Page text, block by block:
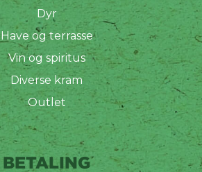
Dyr
Have og terrasse
Vin og spiritus
Diverse kram
Outlet
BETALING